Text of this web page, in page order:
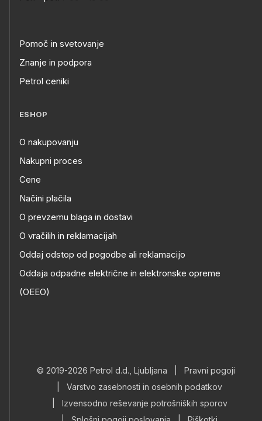
Pomoč in svetovanje
Znanje in podpora
Petrol ceniki
ESHOP
O nakupovanju
Nakupni proces
Cene
Načini plačila
O prevzemu blaga in dostavi
O vračilih in reklamacijah
Oddaj odstop od pogodbe ali reklamacijo
Oddaja odpadne električne in elektronske opreme
(OEEO)
© 2019-2026 Petrol d.d., Ljubljana
Pravni pogoji
Varstvo zasebnosti in osebnih podatkov
Izvensodno reševanje potrošniških sporov